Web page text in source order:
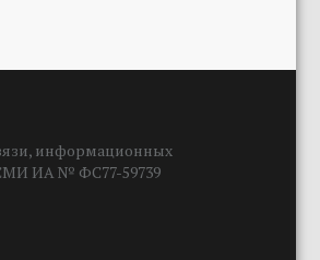
информационных
СМИ ИА № ФС77-59739